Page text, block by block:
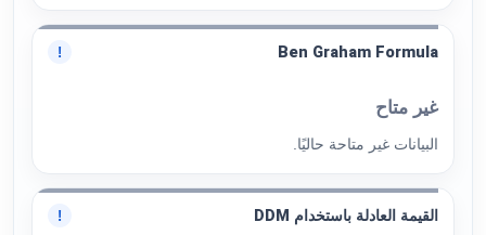
Ben Graham Formula
!
غير متاح
البيانات غير متاحة حاليًا.
القيمة العادلة باستخدام DDM !